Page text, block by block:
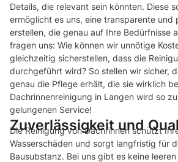
Details, die relevant sein könnten. Diese
ermöglicht es uns, eine transparente und
erstellen, die genau auf Ihre Bedürfnisse
fragen uns: Wie können wir unnötige
gleichzeitig sicherstellen, dass die
durchgeführt wird? So stellen wir sicher,
genau die Pflege erhält, die sie wirklich
Dachrinnenreinigung in Langen wird so
gelungenen Service!
Zuverlässigkeit und
Die Reinigung von Dachrinnen schützt
Wasserschäden und sorgt langfristig für
Bausubstanz. Bei uns gibt es keine